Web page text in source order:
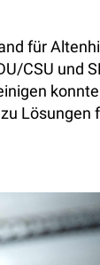
für
CSU und
Lösungen